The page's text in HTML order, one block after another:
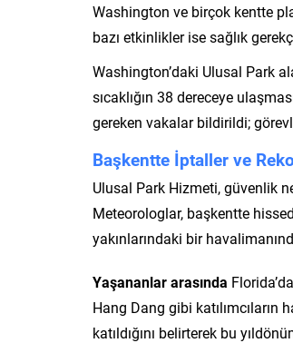
Washington ve birçok kentte
bazı etkinlikler ise sağlık
Washington’daki Ulusal Park
sıcaklığın 38 dereceye
gereken vakalar bildirildi;
Başkentte İptaller ve
Ulusal Park Hizmeti, güvenlik
Meteorologlar, başkentte
yakınlarındaki bir
Yaşananlar arasında
Hang Dang gibi katılımcıların
katıldığını belirterek bu